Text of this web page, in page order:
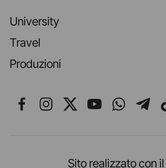
University
Travel
Produzioni
Seguici su Facebook
Seguici su
Seguici su X
Seguici su
Seguici
Sito realizzato con